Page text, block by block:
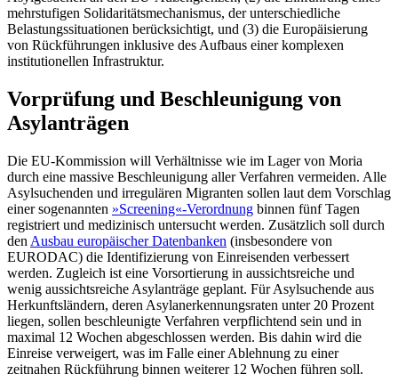
mehr­stufigen Solidaritätsmechanismus, der unterschiedliche
Belastungssituationen be­rücksichtigt, und (3) die Europäisierung
von Rückführungen inklusive des Aufbaus einer komplexen
institutionellen Infrastruktur.
Vorprüfung und Beschleunigung von
Asylanträgen
Die EU-Kommission will Verhältnisse wie im Lager von Moria
durch eine massive Beschleunigung aller Verfahren vermeiden. Alle
Asylsuchenden und irregulären Migran­ten sollen laut dem Vorschlag
einer so­genannten »Screening«-Verordnung binnen fünf Tagen
registriert und medizinisch un­ter­sucht werden. Zusätzlich soll durch
den Ausbau europäischer Datenbanken (insbe­son­dere von
EURODAC) die Identifizierung von Einreisenden verbessert
werden. Zu­gleich ist eine Vorsortierung in aussichts­reiche und
wenig aussichtsreiche Asylanträge geplant. Für Asylsuchende aus
Herkunftsländern, deren Asylanerkennungsraten un­ter 20 Prozent
liegen, sollen beschleu­nigte Verfahren verpflichtend sein und in
maxi­mal 12 Wochen abgeschlossen werden. Bis dahin wird die
Einreise verweigert, was im Falle einer Ablehnung zu einer
zeitnahen Rückführung binnen weiterer 12 Wochen führen soll.